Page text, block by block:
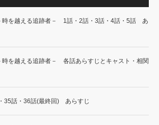
時を越える追跡者－ 1話・2話・3話・4話・5話 あ
時を越える追跡者－ 各話あらすじとキャスト・相関
35話・36話(最終回) あらすじ